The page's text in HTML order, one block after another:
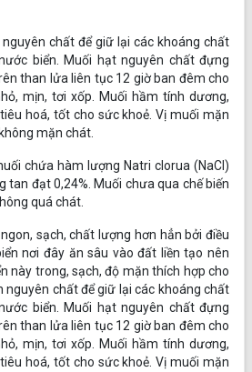
chất để giữ lại các khoáng chất
biển. Muối hạt nguyên chất đựng
than lửa liên tục 12 giờ ban đêm cho
mịn, tơi xốp. Muối hầm tính dương,
hoá, tốt cho sức khoẻ. Vị muối mặn
mặn chát.
chứa hàm lượng Natri clorua (NaCl)
tan đạt 0,24%. Muối chưa qua chế biến
quá chát.
sạch, chất lượng hơn hẳn bởi điều
nơi đây ăn sâu vào đất liền tạo nên
này trong, sạch, độ mặn thích hợp cho
chất để giữ lại các khoáng chất
biển. Muối hạt nguyên chất đựng
than lửa liên tục 12 giờ ban đêm cho
mịn, tơi xốp. Muối hầm tính dương,
hoá, tốt cho sức khoẻ. Vị muối mặn